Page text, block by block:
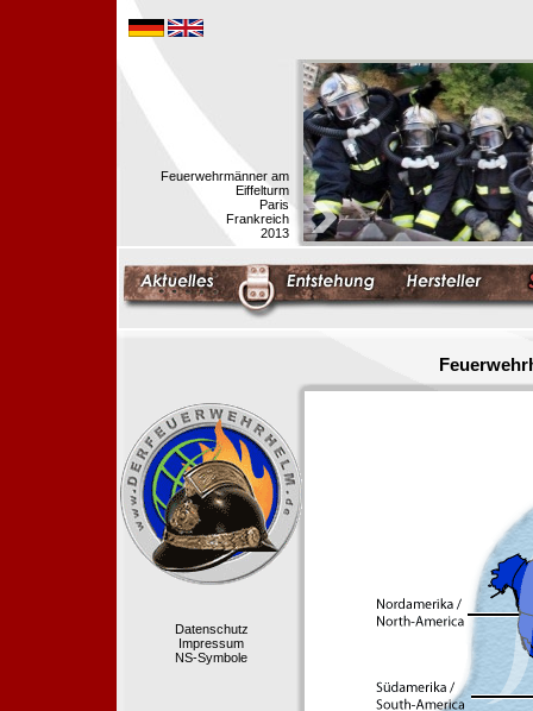
Feuerwehrmänner am
Eiffelturm
Paris
Frankreich
2013
Datenschutz
Impressum
NS-Symbole